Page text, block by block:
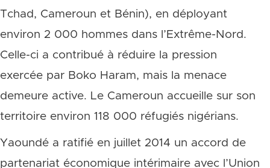
Tchad, Cameroun et Bénin), en déployant
environ 2 000 hommes dans l’Extrême-Nord.
Celle-ci a contribué à réduire la pression
exercée par Boko Haram, mais la menace
demeure active. Le Cameroun accueille sur son
territoire environ 118 000 réfugiés nigérians.
Yaoundé a ratifié en juillet 2014 un accord de
partenariat économique intérimaire avec l’Union